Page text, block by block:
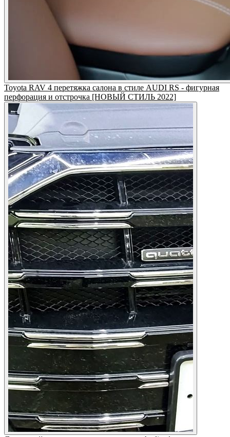
Toyota RAV 4 перетяжка салона в стиле AUDI RS - фигурная
перфорация и отстрочка [НОВЫЙ СТИЛЬ 2022]